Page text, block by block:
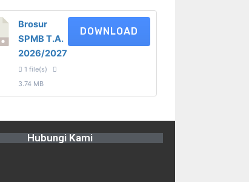
Brosur
SPMB T.A.
2026/2027
1 file(s)
3.74 MB
DOWNLOAD
Hubungi Kami